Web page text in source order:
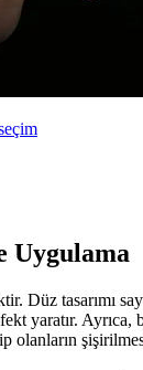
Uygulama
Düz tasarımı
yaratır. Ayrıca,
olanların